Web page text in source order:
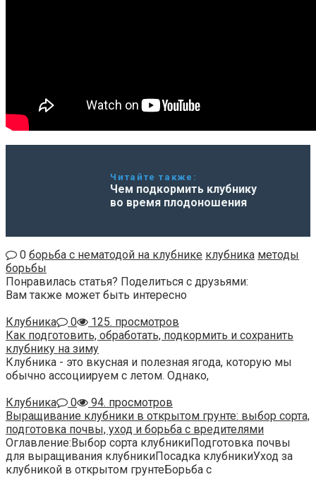
Читайте также:
Чем подкормить клубнику
во время плодоношения
0 борьба с нематодой на клубнике клубника методы
борьбы
Понравилась статья? Поделиться с друзьями:
Вам также может быть интересно
Клубника
0
125. просмотров
Как подготовить, обработать, подкормить и сохранить
клубнику на зиму
Клубника - это вкусная и полезная ягода, которую мы
обычно ассоциируем с летом. Однако,
Клубника
0
94. просмотров
Выращивание клубники в открытом грунте: выбор сорта,
подготовка почвы, уход и борьба с вредителями
Оглавление:Выбор сорта клубникиПодготовка почвы
для выращивания клубникиПосадка клубникиУход за
клубникой в открытом грунтеБорьба с